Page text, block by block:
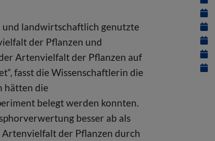
landwirtschaftlich genutzte
der Pflanzen und
Artenvielfalt der Pflanzen auf
fasst die Wissenschaftlerin die
hätten die
belegt werden konnten.
besser ab als
Artenvielfalt der Pflanzen durch